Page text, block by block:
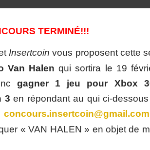
TERMINÉ!!!
Insertcoin vous proposent cette
Van Halen qui sortira le 19
gagner 1 jeu pour Xbox
3 en répondant au qui ci-
concours.insertcoin@gmail.com
« VAN HALEN » en objet de